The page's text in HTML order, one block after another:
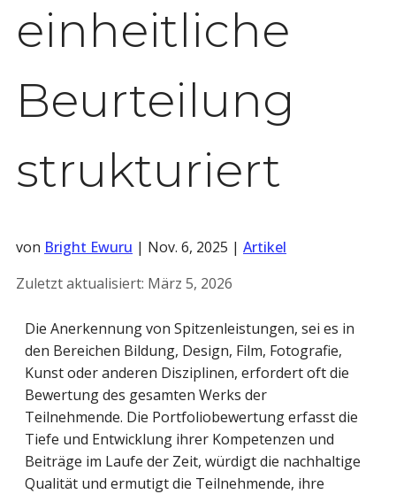
einheitliche
Beurteilung
strukturiert
von Bright Ewuru | Nov. 6, 2025 | Artikel
Zuletzt aktualisiert: März 5, 2026
Die Anerkennung von Spitzenleistungen, sei es in
den Bereichen Bildung, Design, Film, Fotografie,
Kunst oder anderen Disziplinen, erfordert oft die
Bewertung des gesamten Werks der
Teilnehmende. Die Portfoliobewertung erfasst die
Tiefe und Entwicklung ihrer Kompetenzen und
Beiträge im Laufe der Zeit, würdigt die nachhaltige
Qualität und ermutigt die Teilnehmende, ihre